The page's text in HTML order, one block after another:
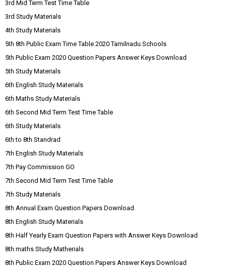
3rd Mid Term Test Time Table
3rd Study Materials
4th Study Materials
5th 8th Public Exam Time Table 2020 Tamilnadu Schools
5th Public Exam 2020 Question Papers Answer Keys Download
5th Study Materials
6th English Study Materials
6th Maths Study Materials
6th Second Mid Term Test Time Table
6th Study Materials
6th to 8th Standrad
7th English Study Materials
7th Pay Commission GO
7th Second Mid Term Test Time Table
7th Study Materials
8th Annual Exam Question Papers Download
8th English Study Materials
8th Half Yearly Exam Question Papers with Answer Keys Download
8th maths Study Matherials
8th Public Exam 2020 Question Papers Answer Keys Download